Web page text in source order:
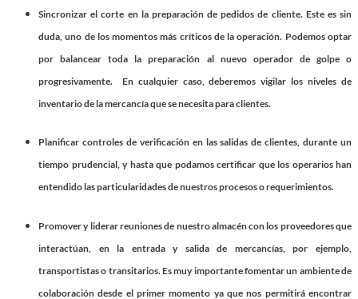
Sincronizar el corte en la preparación de pedidos de cliente. Este es sin
duda, uno de los momentos más críticos de la operación. Podemos optar
por balancear toda la preparación al nuevo operador de golpe o
progresivamente. En cualquier caso, deberemos vigilar los niveles de
inventario de la mercancía que se necesita para clientes.
Planificar controles de verificación en las salidas de clientes , durante un
tiempo prudencial, y hasta que podamos certificar que los operarios han
entendido las particularidades de nuestros procesos o requerimientos.
Promover y liderar reuniones de nuestro almacén con los proveedoresque
interactúan, en la entrada y salida de mercancías, por ejemplo,
transportistas o transitarios. Es muy importante fomentar un ambiente de
colaboración desde el primer momento ya que nos permitirá encontrar